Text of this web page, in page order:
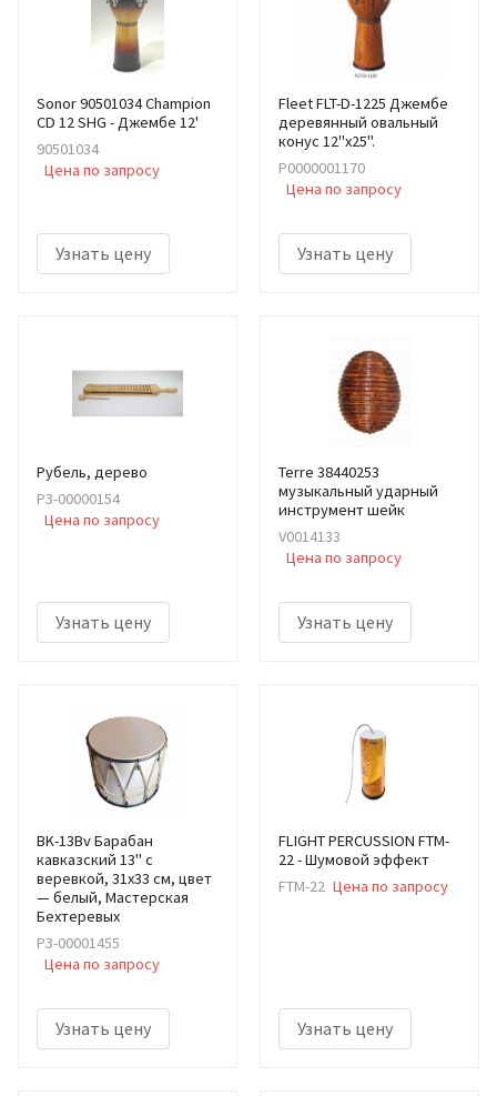
Sonor 90501034 Champion
CD 12 SHG - Джембе 12'
90501034
Цена по запросу
Узнать цену
Fleet FLT-D-1225 Джембе
деревянный овальный
конус 12"х25".
Р0000001170
Цена по запросу
Узнать цену
Рубель, дерево
РЗ-00000154
Цена по запросу
Узнать цену
Terre 38440253
музыкальный ударный
инструмент шейк
V0014133
Цена по запросу
Узнать цену
BK-13Bv Барабан
кавказский 13" с
веревкой, 31х33 см, цвет
— белый, Мастерская
Бехтеревых
РЗ-00001455
Цена по запросу
Узнать цену
FLIGHT PERCUSSION FTM-
22 - Шумовой эффект
FTM-22 Цена по запросу
Узнать цену